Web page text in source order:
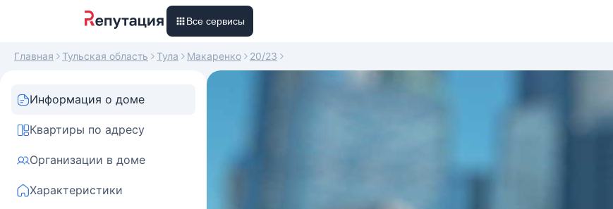
Все сервисы
Главная Тульская область Тула Макаренко 20/23
Информация о доме
Квартиры по адресу
Организации в доме
Характеристики